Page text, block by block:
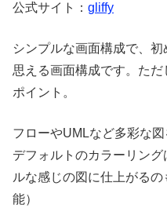
公式サイト： gliffy
シンプルな画面構成で、
思える画面構成です。た
ポイント。
フローやUMLなど多彩な
デフォルトのカラーリン
ルな感じの図に仕上がるの
能）